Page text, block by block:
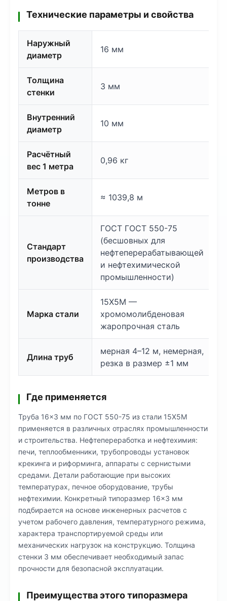
Технические параметры и свойства
Наружный
диаметр
16 мм
Толщина
стенки
3 мм
Внутренний
диаметр
10 мм
Расчётный
вес 1 метра
0,96 кг
Метров в
тонне
≈ 1039,8 м
Стандарт
производства
ГОСТ ГОСТ 550-75
(бесшовных для
нефтеперерабатывающей
и нефтехимической
промышленности)
Марка стали
15Х5М —
хромомолибденовая
жаропрочная сталь
Длина труб
мерная 4–12 м, немерная,
резка в размер ±1 мм
Где применяется
Труба 16×3 мм по ГОСТ 550-75 из стали 15Х5М
применяется в различных отраслях промышленности
и строительства. Нефтепереработка и нефтехимия:
печи, теплообменники, трубопроводы установок
крекинга и риформинга, аппараты с сернистыми
средами. Детали работающие при высоких
температурах, печное оборудование, трубы
нефтехимии. Конкретный типоразмер 16×3 мм
подбирается на основе инженерных расчетов с
учетом рабочего давления, температурного режима,
характера транспортируемой среды или
механических нагрузок на конструкцию. Толщина
стенки 3 мм обеспечивает необходимый запас
прочности для безопасной эксплуатации.
Преимущества этого типоразмера